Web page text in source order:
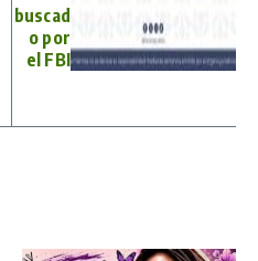
buscad
o por
el FBI